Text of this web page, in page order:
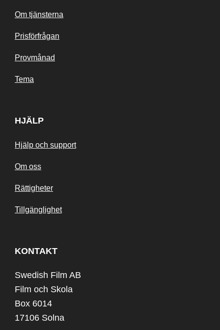
Om tjänsterna
Prisförfrågan
Provmånad
Tema
HJÄLP
Hjälp och support
Om oss
Rättigheter
Tillgänglighet
KONTAKT
Swedish Film AB
Film och Skola
Box 6014
17106 Solna